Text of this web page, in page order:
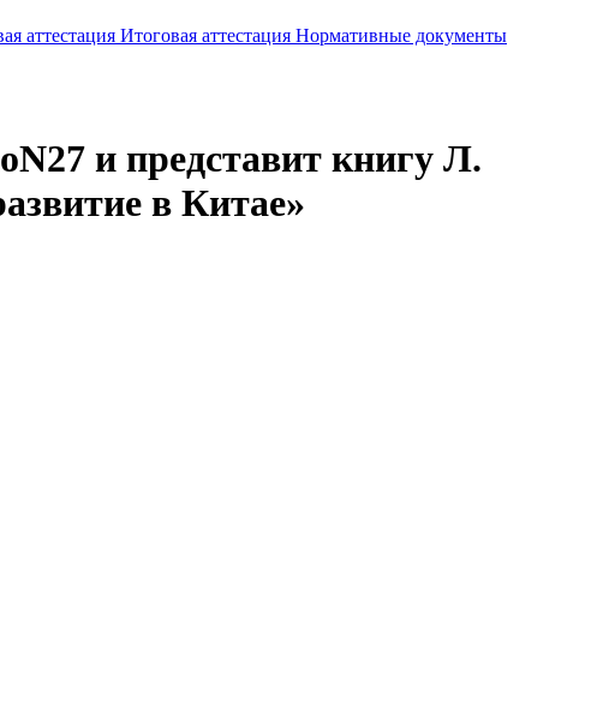
аттестация Итоговая аттестация Нормативные документы
и представит книгу Л.
в Китае»